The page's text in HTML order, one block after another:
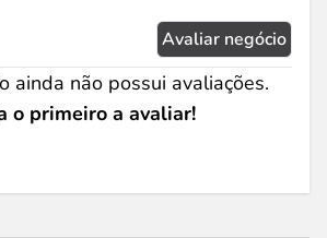
Avaliar negócio
ainda não possui avaliações.
o primeiro a avaliar!